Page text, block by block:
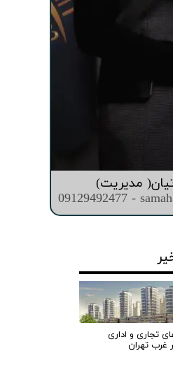
مدیریت)
09129492477 -
تجاری و اداری
غرب تهران